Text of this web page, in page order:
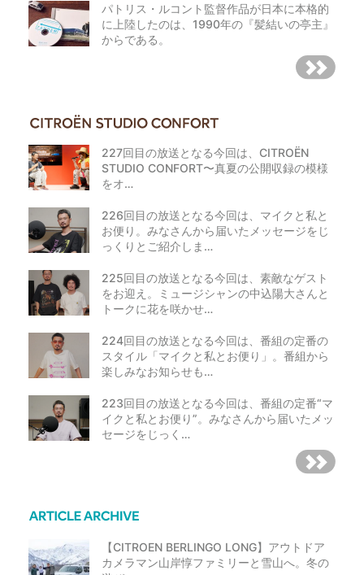
パトリス・ルコント監督作品が日本に本格的
に上陸したのは、1990年の『髪結いの亭主』
からである。
227回目の放送となる今回は、CITROËN
STUDIO CONFORT〜真夏の公開収録の模様
をオ…
226回目の放送となる今回は、マイクと私と
お便り。みなさんから届いたメッセージをじ
っくりとご紹介しま…
225回目の放送となる今回は、素敵なゲスト
をお迎え。ミュージシャンの中込陽大さんと
トークに花を咲かせ…
224回目の放送となる今回は、番組の定番の
スタイル「マイクと私とお便り」。番組から
楽しみなお知らせも…
223回目の放送となる今回は、番組の定番“マ
イクと私とお便り”。みなさんから届いたメッ
セージをじっく…
【CITROEN BERLINGO LONG】アウトドア
カメラマン山岸惇ファミリーと雪山へ。冬の